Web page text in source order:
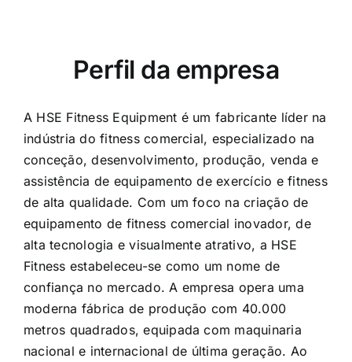
Perfil da empresa
indústria do fitness comercial, especializado na
conceção, desenvolvimento, produção, venda e
assistência de equipamento de exercício e fitness
de alta qualidade. Com um foco na criação de
equipamento de fitness comercial inovador, de
alta tecnologia e visualmente atrativo, a HSE
Fitness estabeleceu-se como um nome de
confiança no mercado. A empresa opera uma
moderna fábrica de produção com 40.000
metros quadrados, equipada com maquinaria
nacional e internacional de última geração. Ao
utilizar técnicas de produção avançadas, a HSE